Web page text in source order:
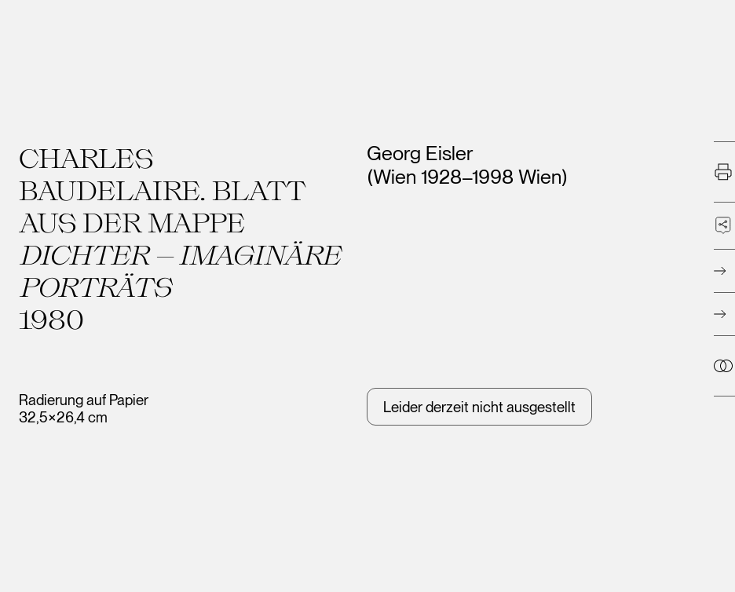
CHARLES
BAUDELAIRE. BLATT
AUS DER MAPPE
DICHTER – IMAGINÄRE
PORTRÄTS
1980
Radierung auf Papier
32,5×26,4 cm
Künstler*innen
Georg Eisler
(Wien 1928–1998 Wien)
Leider derzeit nicht ausgestellt